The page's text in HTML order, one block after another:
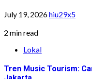
July 19, 2026hiu29x5
2 min read
Lokal
Tren Music Tourism: